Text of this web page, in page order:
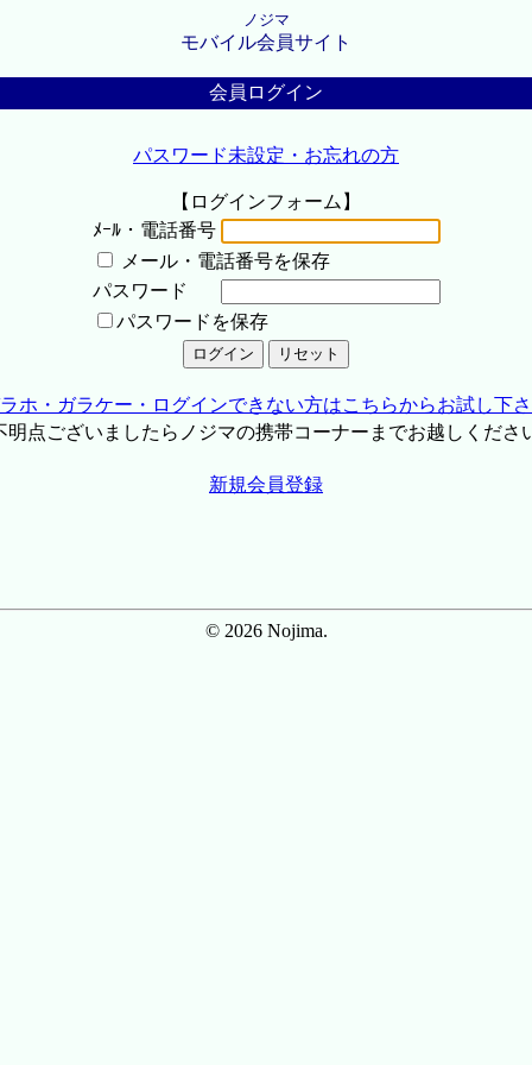
ノジマ
モバイル会員サイト
会員ログイン
パスワード未設定・お忘れの方
【ログインフォーム】
ﾒｰﾙ・電話番号
メール・電話番号を保存
パスワード
パスワードを保存
ホ・ガラケー・ログインできない方はこちらからお試し下
点ございましたらノジマの携帯コーナーまでお越しくださ
新規会員登録
© 2026 Nojima.